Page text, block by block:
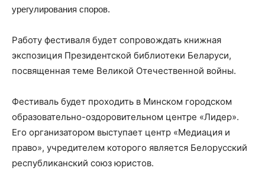
урегулирования споров.
Работу фестиваля будет сопровождать книжная
экспозиция Президентской библиотеки Беларуси,
посвященная теме Великой Отечественной войны.
Фестиваль будет проходить в Минском городском
образовательно-оздоровительном центре «Лидер».
Его организатором выступает центр «Медиация и
право», учредителем которого является Белорусский
республиканский союз юристов.